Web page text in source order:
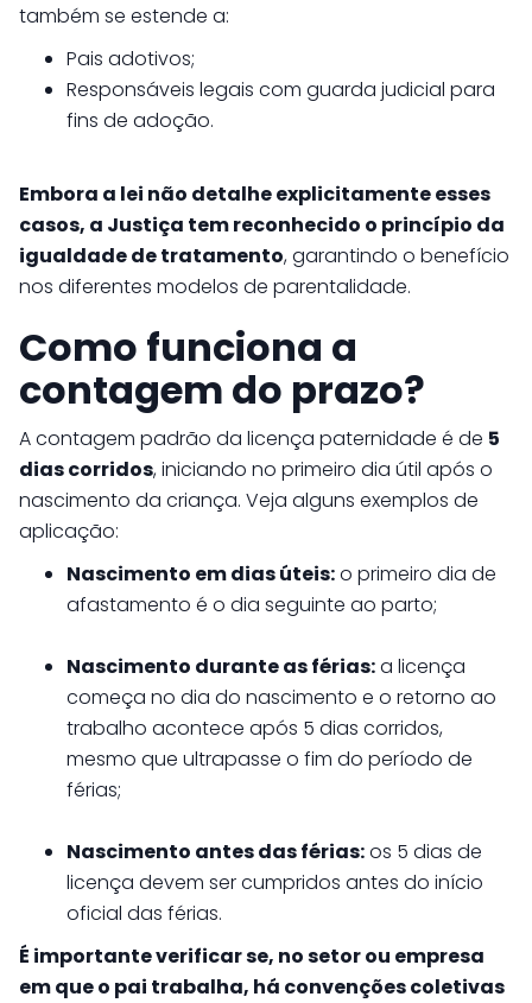
também se estende a:
Pais adotivos;
Responsáveis legais com guarda judicial para
fins de adoção.
Embora a lei não detalhe explicitamente esses
casos, a Justiça tem reconhecido o princípio da
igualdade de tratamento, garantindo o benefício
nos diferentes modelos de parentalidade.
Como funciona a
contagem do prazo?
A contagem padrão da licença paternidade é de 5
dias corridos, iniciando no primeiro dia útil após o
nascimento da criança. Veja alguns exemplos de
aplicação:
Nascimento em dias úteis:o primeiro dia de
afastamento é o dia seguinte ao parto;
Nascimento durante as férias:a licença
começa no dia do nascimento e o retorno ao
trabalho acontece após 5 dias corridos,
mesmo que ultrapasse o fim do período de
férias;
Nascimento antes das férias:os 5 dias de
licença devem ser cumpridos antes do início
oficial das férias.
É importante verificar se, no setor ou empresa
em que o pai trabalha, há convenções coletivas